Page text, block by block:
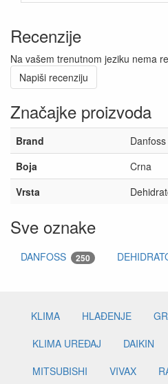
Recenzije
Na vašem trenutnom jeziku nema
Napiši recenziju
Značajke proizvoda
Brand
Danfoss
Boja
Crna
Vrsta
Sve oznake
DANFOSS 250
KLIMA HLAĐENJE
KLIMA UREĐAJ
DAIKIN
MITSUBISHI
VIVAX